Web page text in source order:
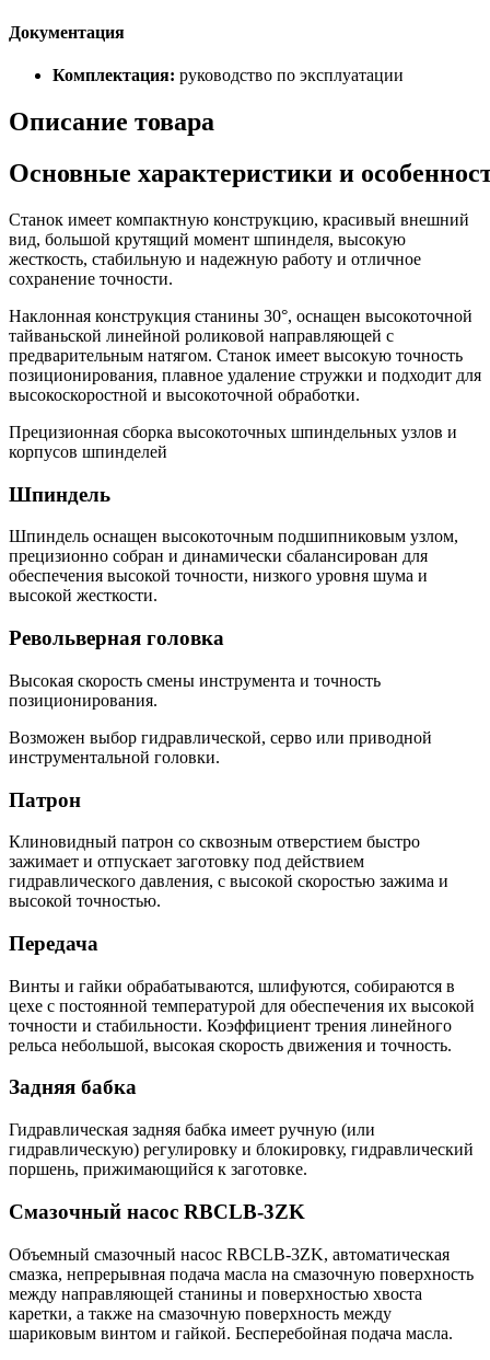
Документация
Комплектация: руководство по эксплуатации
Описание товара
Основные характеристики и
Станок имеет компактную конструкцию, красивый внешний
вид, большой крутящий момент шпинделя, высокую
жесткость, стабильную и надежную работу и отличное
сохранение точности.
Наклонная конструкция станины 30°, оснащен высокоточной
тайваньской линейной роликовой направляющей с
предварительным натягом. Станок имеет высокую точность
позиционирования, плавное удаление стружки и подходит для
высокоскоростной и высокоточной обработки.
Прецизионная сборка высокоточных шпиндельных узлов и
корпусов шпинделей
Шпиндель
Шпиндель оснащен высокоточным подшипниковым узлом,
прецизионно собран и динамически сбалансирован для
обеспечения высокой точности, низкого уровня шума и
высокой жесткости.
Револьверная головка
Высокая скорость смены инструмента и точность
позиционирования.
Возможен выбор гидравлической, серво или приводной
инструментальной головки.
Патрон
Клиновидный патрон со сквозным отверстием быстро
зажимает и отпускает заготовку под действием
гидравлического давления, с высокой скоростью зажима и
высокой точностью.
Передача
Винты и гайки обрабатываются, шлифуются, собираются в
цехе с постоянной температурой для обеспечения их высокой
точности и стабильности. Коэффициент трения линейного
рельса небольшой, высокая скорость движения и точность.
Задняя бабка
Гидравлическая задняя бабка имеет ручную (или
гидравлическую) регулировку и блокировку, гидравлический
поршень, прижимающийся к заготовке.
Смазочный насос RBCLB-3ZK
Объемный смазочный насос RBCLB-3ZK, автоматическая
смазка, непрерывная подача масла на смазочную поверхность
между направляющей станины и поверхностью хвоста
каретки, а также на смазочную поверхность между
шариковым винтом и гайкой. Бесперебойная подача масла.